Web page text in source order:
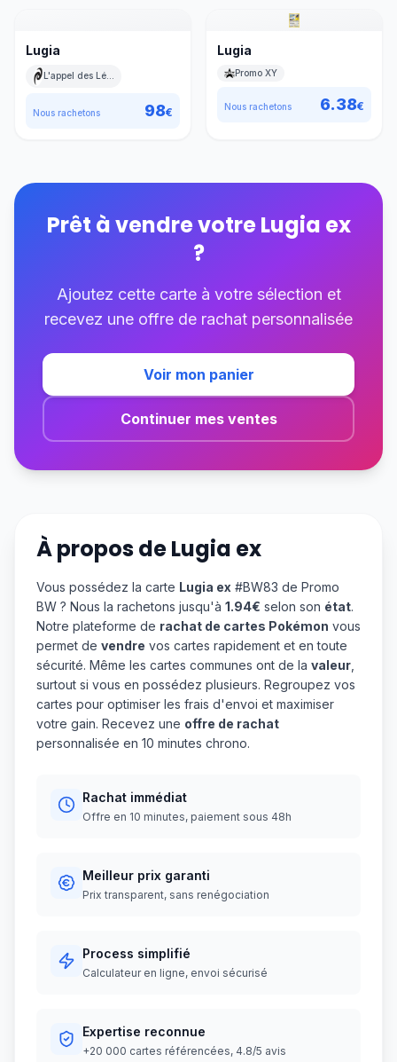
Lugia
Nous rachetons 98€
Lugia
Promo XY
Nous rachetons 6.38€
Prêt à vendre votreLugia ex
?
Ajoutez cette carte à votre sélection et
recevez une offre de rachat personnalisée
Voir mon panier
Continuer mes ventes
À propos deLugia ex
Vous possédez la carte Lugia ex #BW83 de Promo
BW ? Nous la rachetons jusqu'à 1.94€ selon son état.
Notre plateforme de rachat de cartes Pokémon vous
permet de vendre vos cartes rapidement et en toute
sécurité. Même les cartes communes ont de la valeur
surtout si vous en possédez plusieurs. Regroupez vos
cartes pour optimiser les frais d'envoi et maximiser
votre gain. Recevez une offre de rachat
personnalisée en 10 minutes chrono.
Rachat immédiat
Offre en 10 minutes, paiement sous 48h
Meilleur prix garanti
Prix transparent, sans renégociation
Process simplifié
Calculateur en ligne, envoi sécurisé
Expertise reconnue
+20 000 cartes référencées, 4.8/5 avis